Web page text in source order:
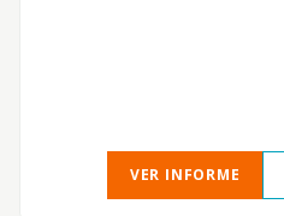
VER INFORME